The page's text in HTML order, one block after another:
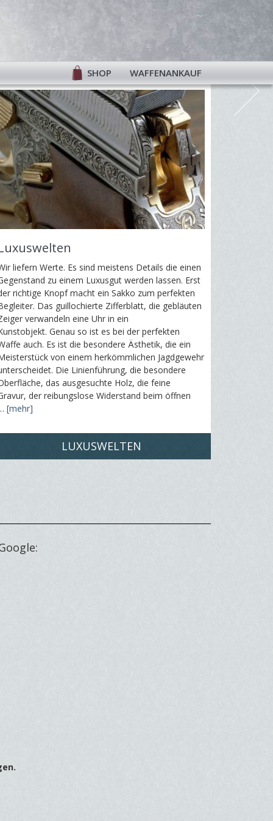
SHOP WAFFENANKAUF
die
liefern Werte. Es sind meistens Details die einen
zu einem Luxusgut werden lassen. Erst
richtige Knopf macht ein Sakko zum perfekten
Das guillochierte Zifferblatt, die gebläuten
verwandeln eine Uhr in ein
Genau so ist es bei der perfekten
auch. Es ist die besondere Ästhetik, die ein
von einem herkömmlichen Jagdgewehr
Die Linienführung, die besondere
das ausgesuchte Holz, die feine
der reibungslose Widerstand beim öffnen
[mehr]
LUXUSWELTEN